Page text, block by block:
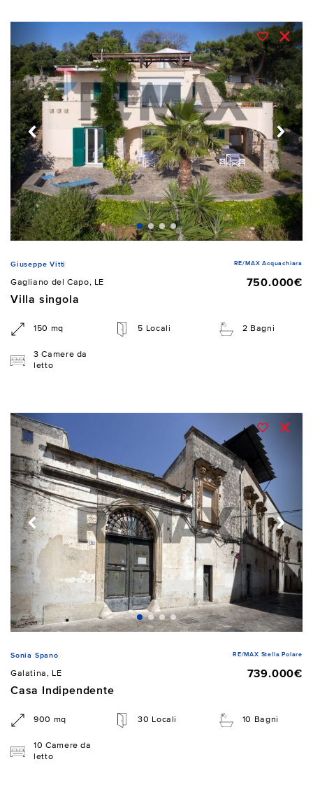
Giuseppe Vitti RE/MAX Acquachiara
Gagliano del Capo, LE
750.000€
Villa singola
150 mq 5 Locali 2 Bagni
3 Camere da
letto
Sonia Spano RE/MAX Stella Polare
Galatina, LE
739.000€
Casa Indipendente
900 mq 30 Locali 10 Bagni
10 Camere da
letto